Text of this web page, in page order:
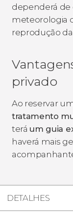
dependerá de
meteorologia
reprodução
privado
Ao reservar
tratamento
terá um guia
haverá mais
DETALHES